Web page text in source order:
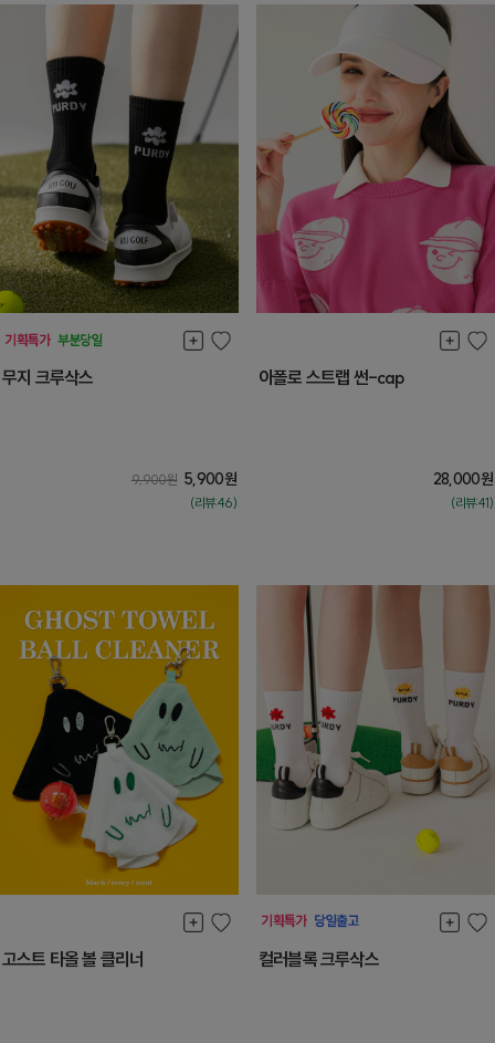
무지 크루삭스
9,900원 5,900원
(리뷰:46)
아폴로 스트랩 썬-cap
28,000원
(리뷰:41)
고스트 타올 볼 클리너 컬러블록 크루삭스